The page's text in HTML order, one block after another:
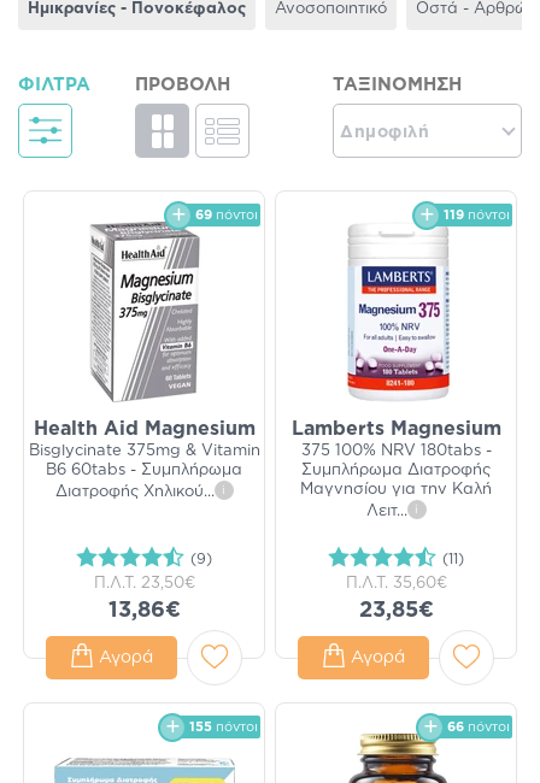
Ημικρανίες - Πονοκέφαλος Ανοσοποιητικό Οστά -
ΦΊΛΤΡΑ ΠΡΟΒΟΛΉ ΤΑΞΙΝΌΜΗΣΗ
Δημοφιλή
69 πόντοι
Health Aid Magnesium
Bisglycinate 375mg & Vitamin
B6 60tabs - Συμπλήρωμα
Διατροφής Χηλικού... i
(9)
Π.Λ.Τ. 23,50€
13,86€
Αγορά
119 πόντοι
Lamberts Magnesium
375 100% NRV 180tabs -
Συμπλήρωμα Διατροφής
Μαγνησίου για την Καλή
Λειτ... i
(11)
Π.Λ.Τ. 35,60€
23,85€
Αγορά
155 πόντοι 66 πόντοι